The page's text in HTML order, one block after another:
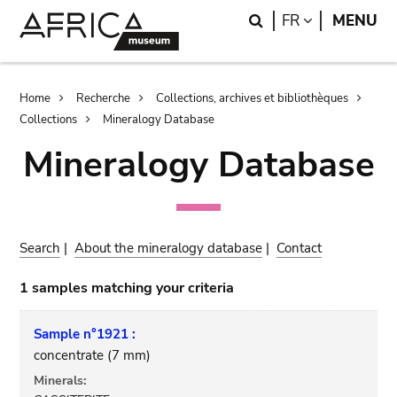
Search
FR LANGUAGE
MENU
Breadcrumb
Home Recherche
Collections, archives et bibliothèques
Collections
Mineralogy Database
Mineralogy Database
Search |About the mineralogy database | Contact
1 samples matching your criteria
Sample n°1921 :
concentrate (7 mm)
Minerals: